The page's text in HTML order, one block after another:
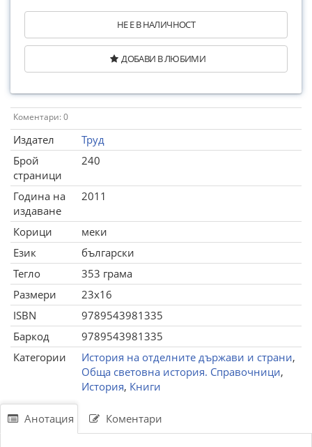
НЕ Е В НАЛИЧНОСТ
ДОБАВИ В ЛЮБИМИ
Коментари: 0
Издател
Труд
Брой
страници
240
Година на
издаване
2011
Корици
меки
Език
български
Тегло
353 грама
Размери
23x16
ISBN
9789543981335
Баркод
9789543981335
Категории
История на отделните държави и страни,
Обща световна история. Справочници,
История, Книги
Анотация Коментари